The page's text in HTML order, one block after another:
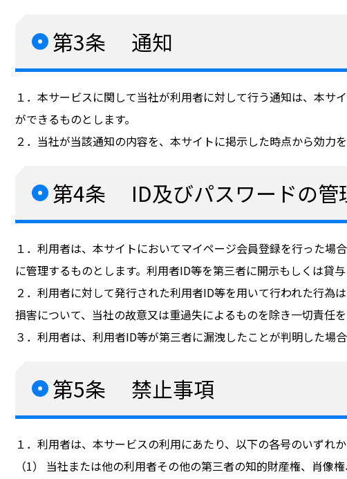
第3条 通知
１．本サービスに関して当社が利用者に対して行う通知は、本
ができるものとします。
２．当社が当該通知の内容を、本サイトに掲示した時点から効力を
第4条 ID及びパスワードの管
１．利用者は、本サイトにおいてマイページ会員登録を行った
に管理するものとします。利用者ID等を第三者に開示もしくは貸
２．利用者に対して発行された利用者ID等を用いて行われた行為
損害について、当社の故意又は重過失によるものを除き一切責任を
３．利用者は、利用者ID等が第三者に漏洩したことが判明した場
第5条 禁止事項
１．利用者は、本サービスの利用にあたり、以下の各号のいずれ
（1） 当社または他の利用者その他の第三者の知的財産権、肖